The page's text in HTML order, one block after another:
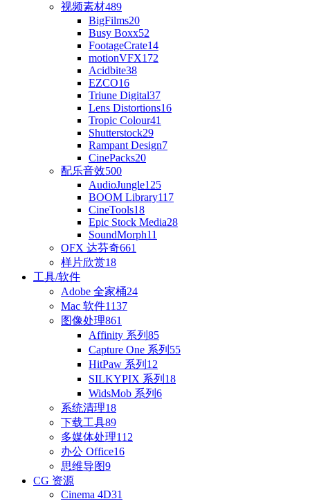
视频素材489
BigFilms20
Busy Boxx52
FootageCrate14
motionVFX172
Acidbite38
EZCO16
Triune Digital37
Lens Distortions16
Tropic Colour41
Shutterstock29
Rampant Design7
CinePacks20
配乐音效500
AudioJungle125
BOOM Library117
CineTools18
Epic Stock Media28
SoundMorph11
OFX 达芬奇661
样片欣赏18
工具/软件
Adobe 全家桶24
Mac 软件1137
图像处理861
Affinity 系列 85
Capture One 系列 55
HitPaw 系列 12
SILKYPIX 系列 18
WidsMob 系列 6
系统清理18
下载工具89
多媒体处理112
办公 Office16
思维导图9
CG 资源
Cinema 4D31